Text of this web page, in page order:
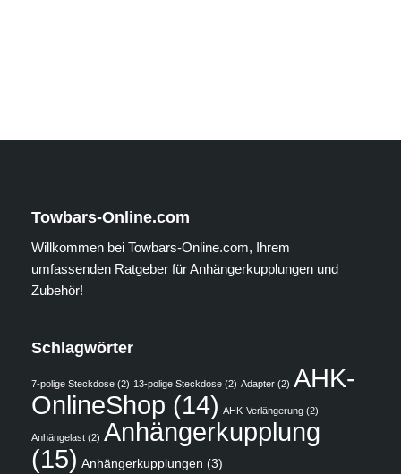
Towbars-Online.com
Willkommen bei Towbars-Online.com, Ihrem
umfassenden Ratgeber für Anhängerkupplungen und
Zubehör!
Schlagwörter
7-polige Steckdose (2) 13-polige Steckdose (2) Adapter (2) AHK-
OnlineShop (14) AHK-Verlängerung (2)
Anhängelast (2) Anhängerkupplung
(15) Anhängerkupplungen (3)